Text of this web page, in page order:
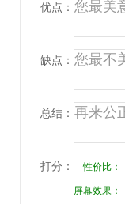
优点：
缺点：
总结：
打分： 性价比：
屏幕效果：